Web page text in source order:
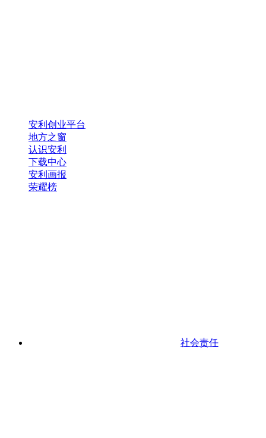
安利创业平台
地方之窗
认识安利
下载中心
安利画报
荣耀榜
社会责任